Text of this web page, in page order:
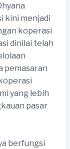
kini menjadi
koperasi
dinilai telah
pemasaran
yang lebih
pasar
berfungsi